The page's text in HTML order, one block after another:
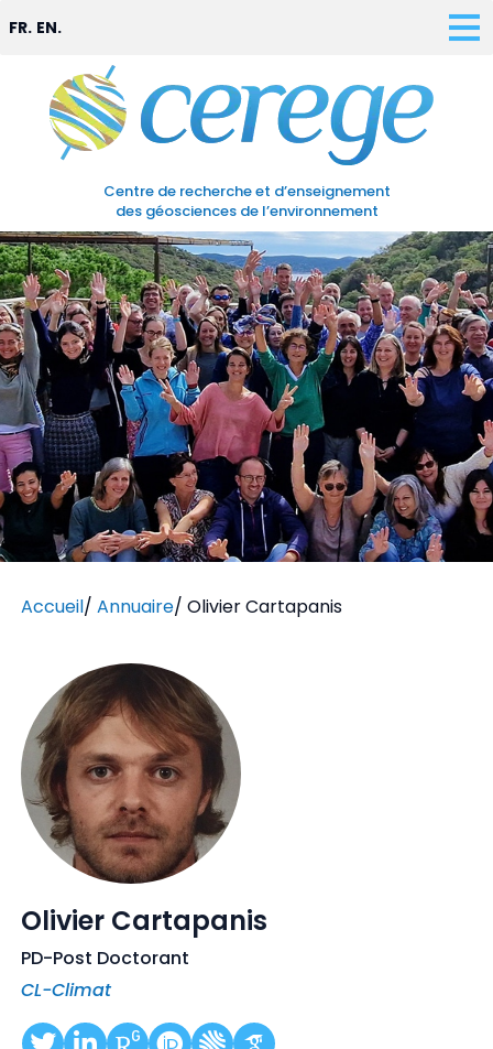
Centre de recherche et d’enseignement
des géosciences de l’environnement
FR. EN.
Accueil/ Annuaire/ Olivier Cartapanis
Olivier Cartapanis
PD-Post Doctorant
CL-Climat